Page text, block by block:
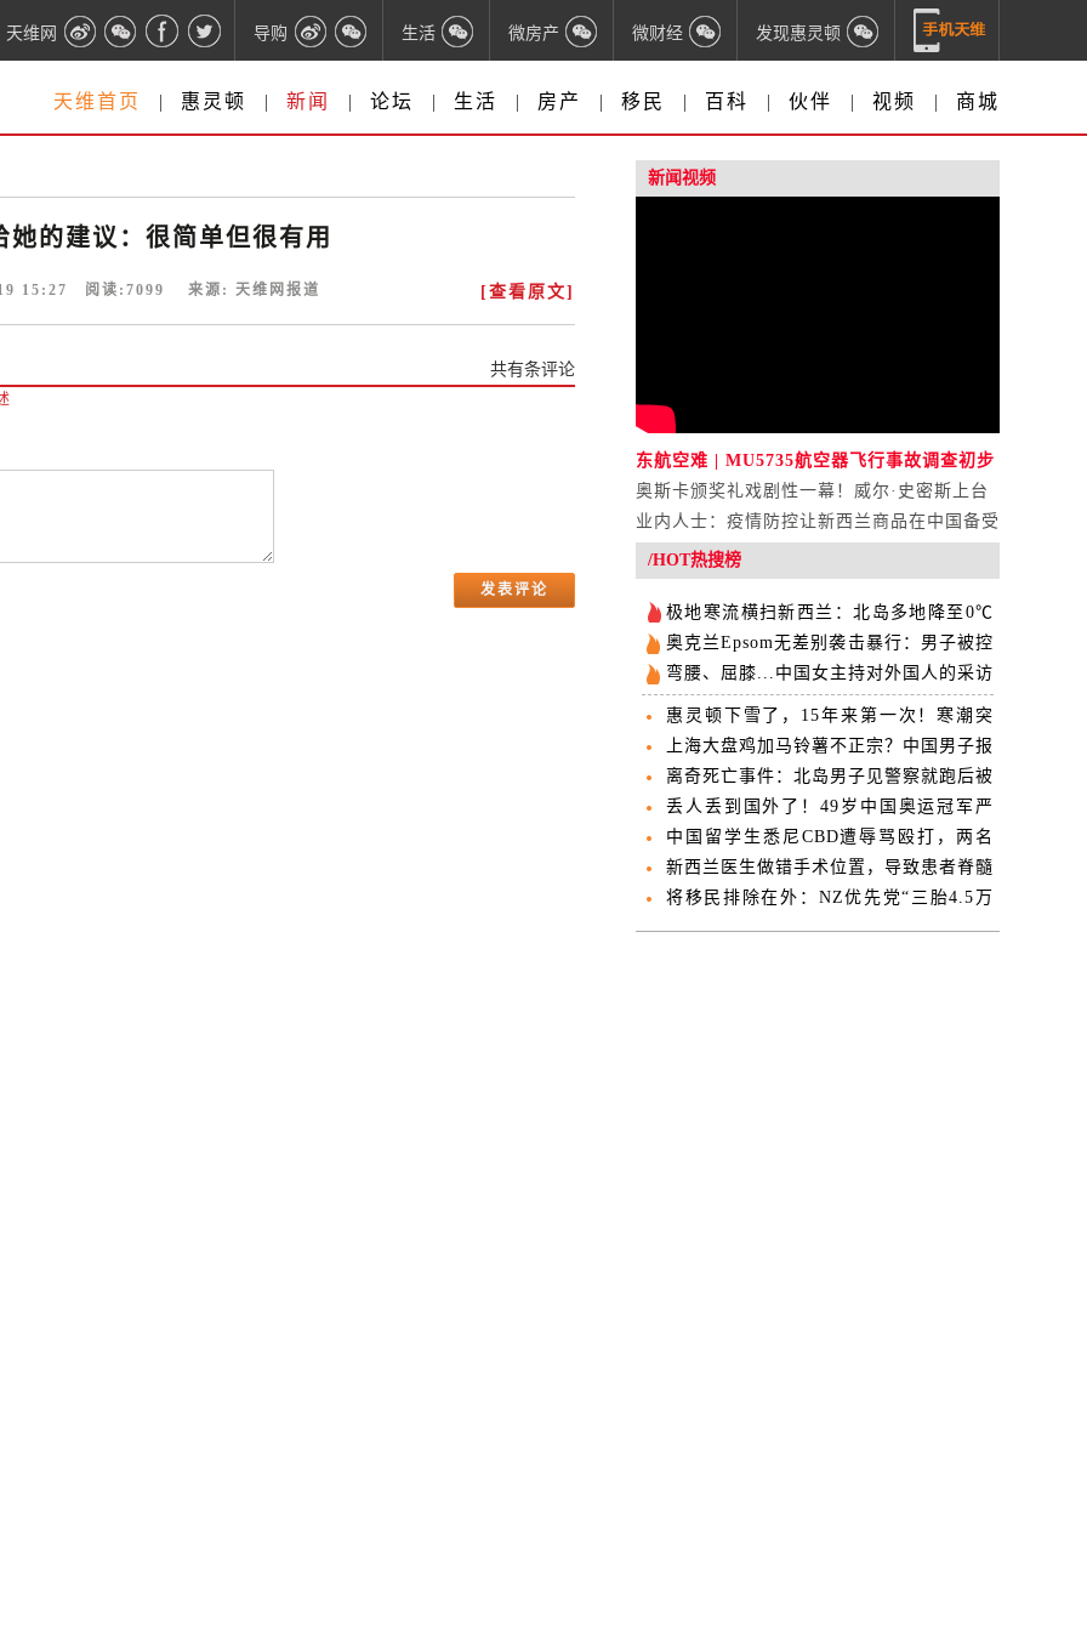
天维网 导购 生活 微房产 微财经 发现惠灵顿
天维首页 | 惠灵顿 | 新闻 | 论坛 | 生活 | 房产 | 移民 | 百科 | 伙伴 | 视频 | 商城
的建议：很简单但很有用
15:27 阅读: 7099 来源: 天维网报道 [查看原文]
共有条评论
新闻视频
东航空难 | MU5735航空器飞行事故调查初步
报告公布
奥斯卡颁奖礼戏剧性一幕！威尔·史密斯上台
打人
业内人士：疫情防控让新西兰商品在中国备受
欢迎
/HOT热搜榜
极地寒流横扫新西兰：北岛多地降至0℃
以下 汉密尔顿将迎-4℃低温
奥克兰Epsom无差别袭击暴行：男子被控
14项罪名
弯腰、屈膝...中国女主持对外国人的采访
姿态引爆网络
惠灵顿下雪了，15年来第一次！寒潮突
袭未来两天迎强降温
上海大盘鸡加马铃薯不正宗？中国男子报
警称被“欺诈”
离奇死亡事件：北岛男子见警察就跑后被
发现身亡 未被通缉或追捕
丢人丢到国外了！49岁中国奥运冠军严
重违规被查，官方：他已辞职
中国留学生悉尼CBD遭辱骂殴打，两名
涉案女子被警方逮捕
新西兰医生做错手术位置，导致患者脊髓
切断下半身瘫痪
将移民排除在外：NZ优先党“三胎4.5万
纽币”福利被指藏陷阱